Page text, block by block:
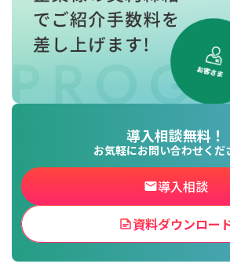
導入相談無料！
お気軽にお問い合わせくだ
導入相談
資料ダウンロー